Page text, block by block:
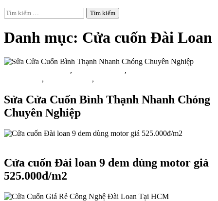
Tìm
kiếm
Danh mục: Cửa cuốn Đài Loan
, ,
, ,
Sửa Cửa Cuốn Bình Thạnh Nhanh Chóng
Chuyên Nghiệp
Cửa cuốn Đài loan 9 dem dùng motor giá
525.000đ/m2